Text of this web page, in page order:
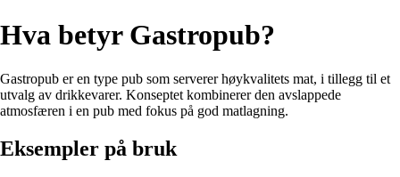
Hva betyr Gastropub?
Gastropub er en type pub som serverer høykvalitets mat, i tillegg til et
utvalg av drikkevarer. Konseptet kombinerer den avslappede
atmosfæren i en pub med fokus på god matlagning.
Eksempler på bruk